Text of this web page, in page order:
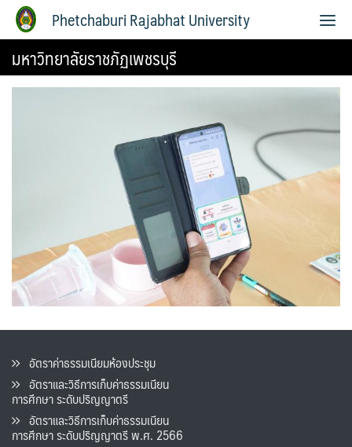
Phetchaburi Rajabhat University
มหาวิทยาลัยราชภัฏเพชรบุรี
อัตราค่าธรรมเนียมห้องประชุม
อัตราและวิธีการเก็บค่าธรรมเนียน
การศึกษา ระดับปริญญาตรี
อัตราและวิธีการเก็บค่าธรรมเนียน
การศึกษา ระดับปริญญาตรี พ.ศ. 2566